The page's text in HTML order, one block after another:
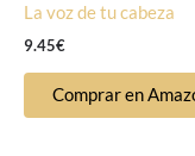
La voz de tu cabeza
9.45€
Comprar en